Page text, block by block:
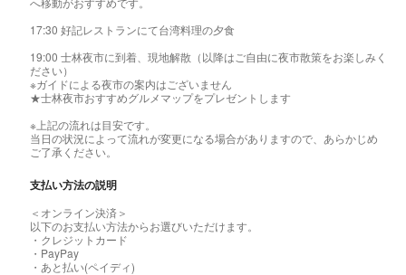
17:30 好記レストランにて台湾料理の夕食
19:00 士林夜市に到着、現地解散（以降はご自由に夜市散策をお楽しみく
ださい）
※ガイドによる夜市の案内はございません
★士林夜市おすすめグルメマップをプレゼントします
※上記の流れは目安です。
当日の状況によって流れが変更になる場合がありますので、あらかじめ
ご了承ください。
支払い方法の説明
＜オンライン決済＞
以下のお支払い方法からお選びいただけます。
・クレジットカード
・PayPay
・あと払い(ペイディ)